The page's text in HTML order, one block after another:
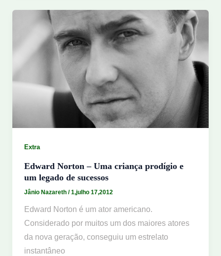
Extra
Edward Norton – Uma criança prodígio e
um legado de sucessos
Jânio Nazareth /1,julho 17,2012
Edward Norton é um ator americano.
Considerado por muitos um dos maiores atores
da nova geração, conseguiu um estrelato
instantâneo